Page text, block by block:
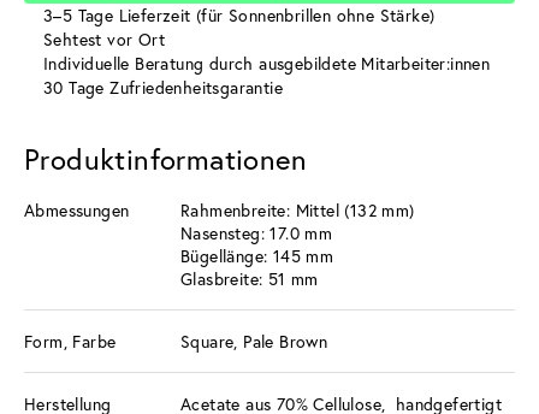
3–5 Tage Lieferzeit (für Sonnenbrillen ohne Stärke)
Sehtest vor Ort
Individuelle Beratung durch ausgebildete Mitarbeiter:innen
30 Tage Zufriedenheitsgarantie
Produktinformationen
Abmessungen
Rahmenbreite: Mittel (132 mm)
Nasensteg: 17.0 mm
Bügellänge: 145 mm
Glasbreite: 51 mm
Form, Farbe Square, Pale Brown
Herstellung
Acetate aus 70% Cellulose, handgefertigt